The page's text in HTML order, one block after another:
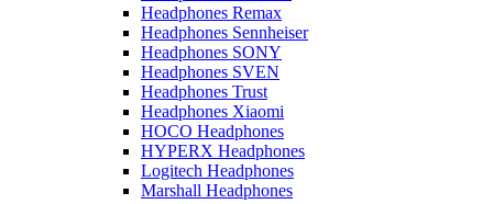
Headphones Remax
Headphones Sennheiser
Headphones SONY
Headphones SVEN
Headphones Trust
Headphones Xiaomi
HOCO Headphones
HYPERX Headphones
Logitech Headphones
Marshall Headphones